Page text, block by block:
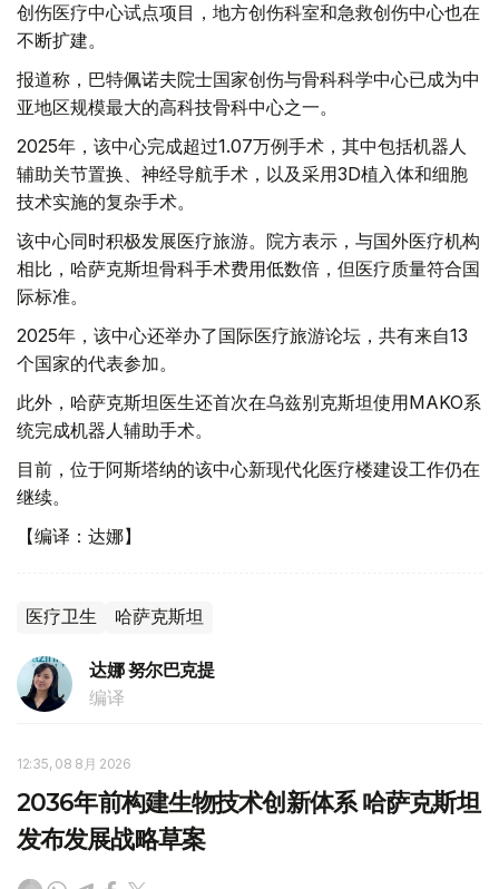
创伤医疗中心试点项目，地方创伤科室和急救创伤中心也在
不断扩建。
报道称，巴特佩诺夫院士国家创伤与骨科科学中心已成为中
亚地区规模最大的高科技骨科中心之一。
2025年，该中心完成超过1.07万例手术，其中包括机器人
辅助关节置换、神经导航手术，以及采用3D植入体和细胞
技术实施的复杂手术。
该中心同时积极发展医疗旅游。院方表示，与国外医疗机构
相比，哈萨克斯坦骨科手术费用低数倍，但医疗质量符合国
际标准。
2025年，该中心还举办了国际医疗旅游论坛，共有来自13
个国家的代表参加。
此外，哈萨克斯坦医生还首次在乌兹别克斯坦使用MAKO系
统完成机器人辅助手术。
目前，位于阿斯塔纳的该中心新现代化医疗楼建设工作仍在
继续。
【编译：达娜】
医疗卫生 哈萨克斯坦
达娜 努尔巴克提
编译
12:35, 08 8月 2026
2036年前构建生物技术创新体系 哈萨克斯坦
发布发展战略草案